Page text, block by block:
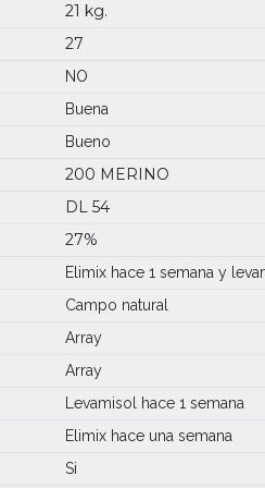
21 kg.
27
NO
Buena
Bueno
200 MERINO
DL 54
27%
Elimix hace 1 semana y
Campo natural
Array
Array
Levamisol hace 1 semana
Elimix hace una semana
Si